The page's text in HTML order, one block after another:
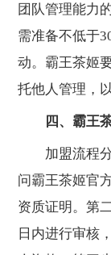
团队管理能力
需准备不低于
动。霸王茶姬
托他人管理，
四、霸王
加盟流程分
问霸王茶姬官
资质证明。第
日内进行审核